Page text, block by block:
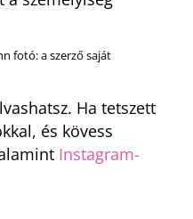
fotó: a szerző saját
Ha tetszett
és kövess
Instagram-